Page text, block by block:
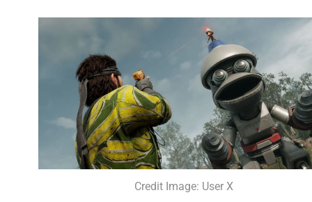
Credit Image: User X